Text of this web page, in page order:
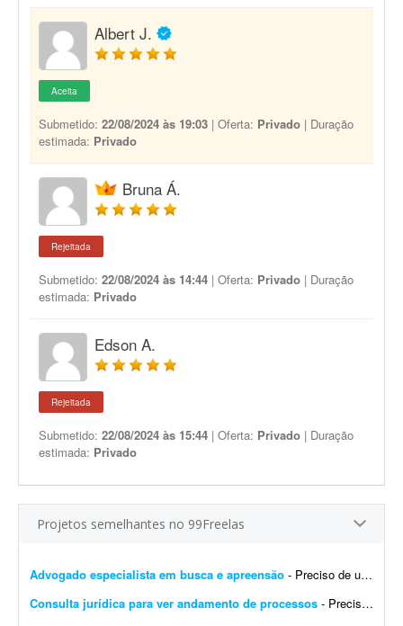
Albert J.
Aceita
Submetido: 22/08/2024 às 19:03 | Oferta: Privado | Duração
estimada: Privado
Bruna Á.
Rejeitada
Submetido: 22/08/2024 às 14:44 | Oferta: Privado | Duração
estimada: Privado
Edson A.
Rejeitada
Submetido: 22/08/2024 às 15:44 | Oferta: Privado | Duração
estimada: Privado
Projetos semelhantes no 99Freelas
Advogado especialista em busca e apreensão - Preciso de um advogado especializado para analisar e entender um processo de busca e apreensão, emitir parecer sobre a situação e orientar sobre as medidas cabíveis. Tr...
Consulta jurídica para ver andamento de processos - Preciso de uma consulta jurídica para analisar alguns processos que possuo e verificar em que situação se encontram. É somente uma consulta; não desejo acompanham...